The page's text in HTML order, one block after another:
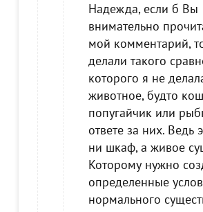
Надежда, если б Вы
внимательно
мой комментарий,
делали такого
которого я не
животное, будто
попугайчик или
ответе за них. Ведь
ни шкаф, а живое
Которому нужно
определенные
нормального